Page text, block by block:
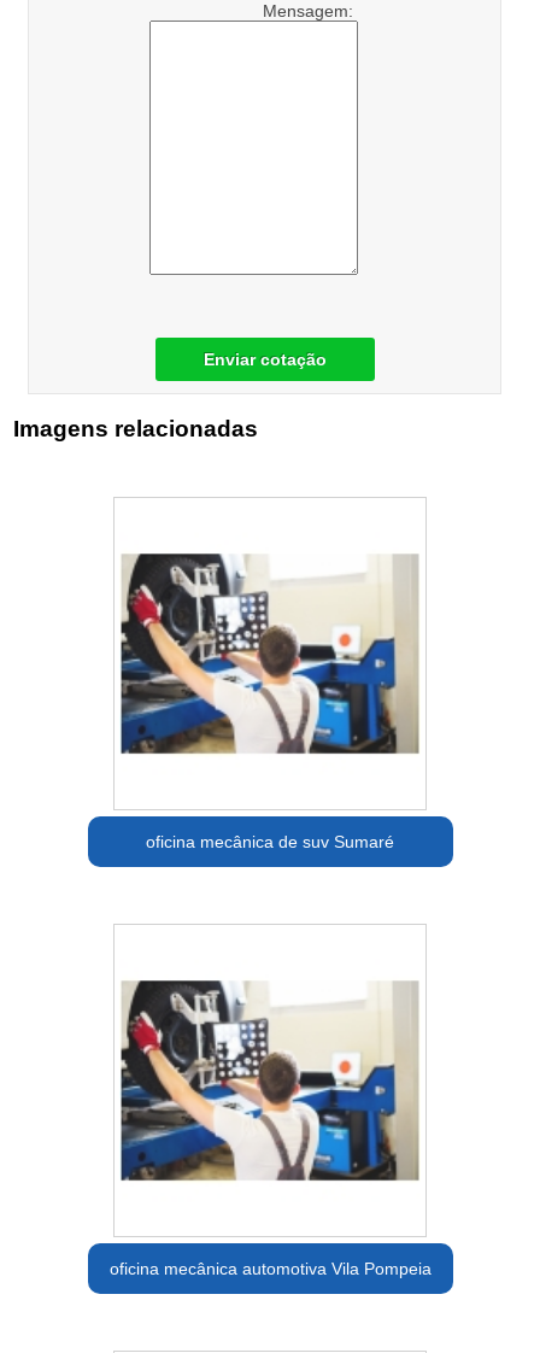
Mensagem:
Enviar cotação
Imagens relacionadas
oficina mecânica de suv Sumaré
oficina mecânica automotiva Vila Pompeia